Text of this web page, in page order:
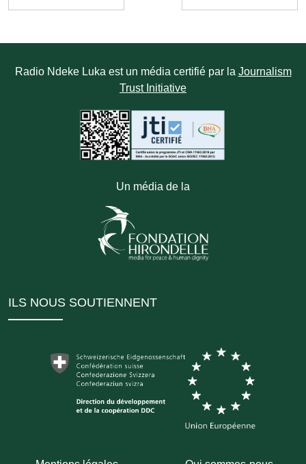
Radio Ndeke Luka est un média certifié par la Journalism
Trust Initiative
Un média de la
ILS NOUS SOUTIENNENT